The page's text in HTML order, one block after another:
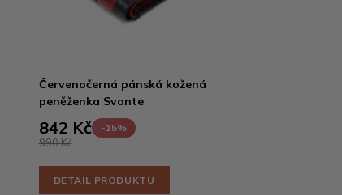
Červenočerná pánská kožená
peněženka Svante
842 Kč -15%
990 Kč
DETAIL PRODUKTU